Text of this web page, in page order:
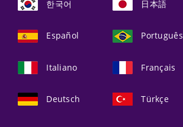
한국어 日本語
Español Português
Italiano Français
Deutsch Türkçe